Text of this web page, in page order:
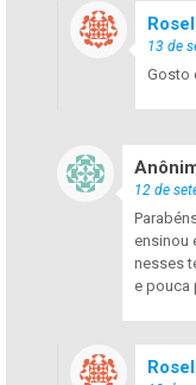
13 de
Gosto
12 de
ensinou
nesses
e pouca